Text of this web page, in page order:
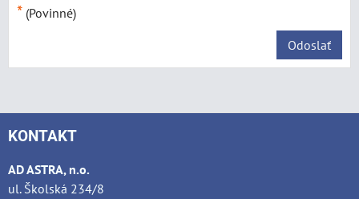
* (Povinné)
Odoslať
KONTAKT
AD ASTRA, n.o.
ul. Školská 234/8